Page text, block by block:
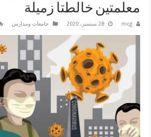
معلمتين خالطتا زميلة
mcg 28 سبتمبر، 2020 جامعات ومدارس